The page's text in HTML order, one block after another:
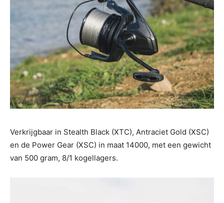
Verkrijgbaar in Stealth Black (XTC), Antraciet Gold (XSC)
en de Power Gear (XSC) in maat 14000, met een gewicht
van 500 gram, 8/1 kogellagers.